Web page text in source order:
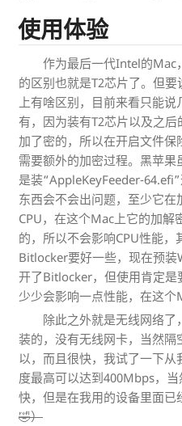
使用体验
作为最后一代Intel的Mac
的区别也就是T2芯片了。但
上有啥区别，目前来看只能
有，因为装有T2芯片以及之
加了密的，所以在开启文件
需要额外的加密过程。黑苹
是装“AppleKeyFeeder-
东西会不会出问题，至少它
CPU，在这个Mac上它的加解
的，所以不会影响CPU性能
Bitlocker要好一些，现在预
开了Bitlocker，但使用肯定是
少少会影响一点性能，在这个
除此之外就是无线网络
装的，没有无线网卡，当然
以，而且很快，我试了一下
度最高可以达到400Mbps，
快，但是在我用的设备里面已
🤣）